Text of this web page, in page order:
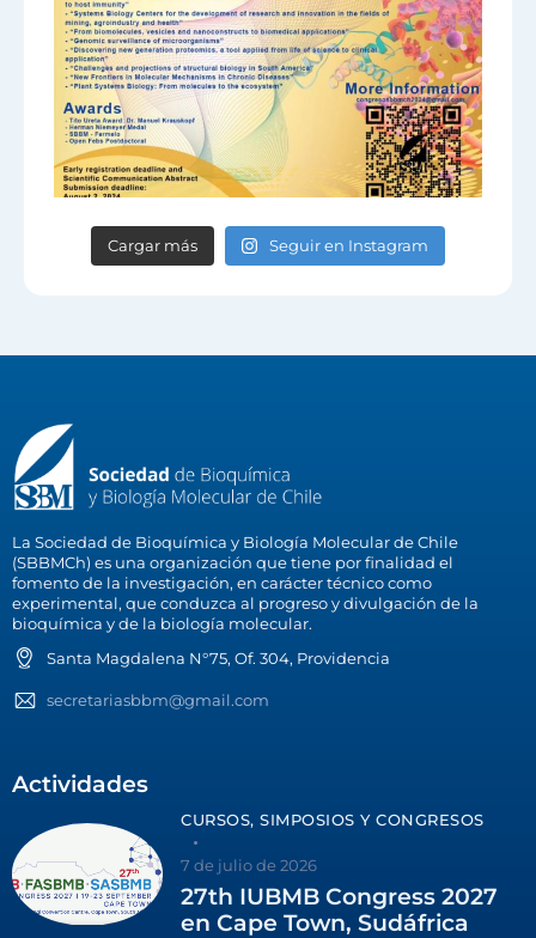
Cargar más Seguir en Instagram
La Sociedad de Bioquímica y Biología Molecular de Chile
(SBBMCh) es una organización que tiene por finalidad el
fomento de la investigación, en carácter técnico como
experimental, que conduzca al progreso y divulgación de la
bioquímica y de la biología molecular.
Santa Magdalena N°75, Of. 304, Providencia
secretariasbbm@gmail.com
Actividades
CURSOS, SIMPOSIOS Y CONGRESOS
7 de julio de 2026
27th IUBMB Congress 2027
en Cape Town, Sudáfrica